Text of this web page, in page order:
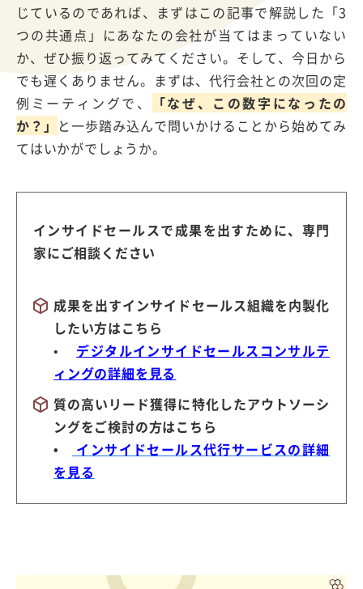
じているのであれば、まずはこの記事で解説した「3
つの共通点」にあなたの会社が当てはまっていない
か、ぜひ振り返ってみてください。そして、今日から
でも遅くありません。まずは、代行会社との次回の定
例ミーティングで、
「なぜ、この数字になったの
か？」 と一歩踏み込んで問いかけることから始めてみ
てはいかがでしょうか。
インサイドセールスで成果を出すために、専門
家にご相談ください
成果を出すインサイドセールス組織を内製化
したい方はこちら
•
デジタルインサイドセールスコンサルテ
ィングの詳細を見る
質の高いリード獲得に特化したアウトソーシ
ングをご検討の方はこちら
•
インサイドセールス代行サービスの詳細
を見る